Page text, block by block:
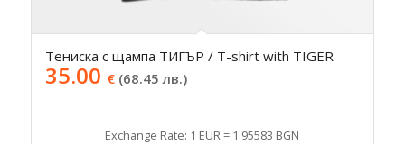
Тениска с щампа ТИГЪР / T-shirt with TIGER
35.00 €(68.45 лв.)
Exchange Rate: 1 EUR = 1.95583 BGN